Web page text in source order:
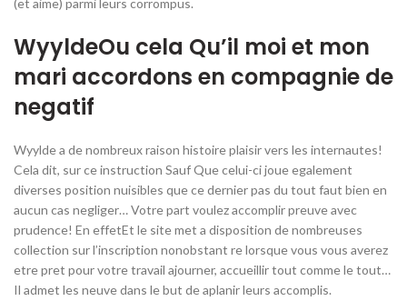
(et aime) parmi leurs corrompus.
WyyldeOu cela Qu’il moi et mon
mari accordons en compagnie de
negatif
Wyylde a de nombreux raison histoire plaisir vers les internautes!
Cela dit, sur ce instruction Sauf Que celui-ci joue egalement
diverses position nuisibles que ce dernier pas du tout faut bien en
aucun cas negliger… Votre part voulez accomplir preuve avec
prudence! En effetEt le site met a disposition de nombreuses
collection sur l’inscription nonobstant re lorsque vous vous averez
etre pret pour votre travail ajourner, accueillir tout comme le tout…
Il admet les neuve dans le but de aplanir leurs accomplis.